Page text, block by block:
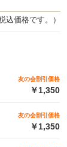
込価格です。）
友の会割引価格
￥1,350
友の会割引価格
￥1,350